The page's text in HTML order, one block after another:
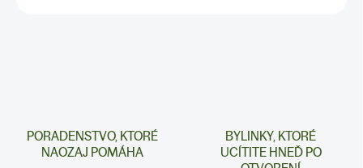
PORADENSTVO, KTORÉ
NAOZAJ POMÁHA
BYLINKY, KTORÉ
UCÍTITE HNEĎ PO